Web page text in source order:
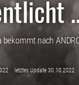
bekommt nach
letztes Update 30.10.2022